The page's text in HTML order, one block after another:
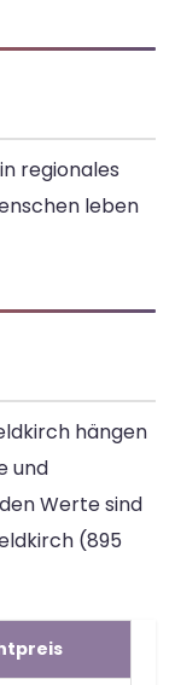
regionales
leben
hängen
und
Werte sind
(895